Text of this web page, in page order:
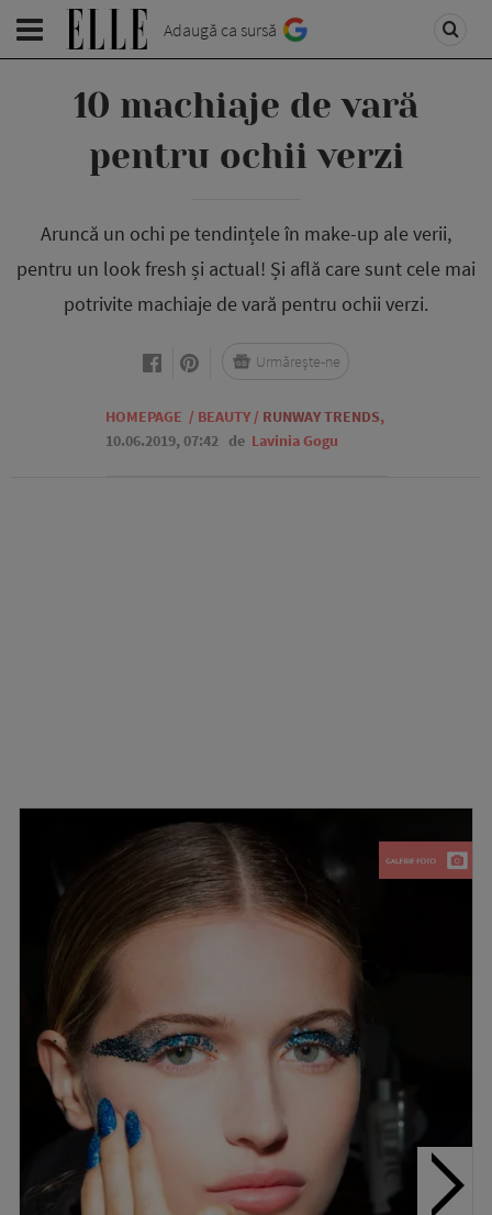
Adaugă ca sursă
10 machiaje de vară
pentru ochii verzi
Aruncă un ochi pe tendințele în make-up ale verii,
pentru un look fresh și actual! Și află care sunt cele mai
potrivite machiaje de vară pentru ochii verzi.
HOMEPAGE / BEAUTY/ RUNWAY TRENDS,
10.06.2019, 07:42 de Lavinia Gogu
Urmărește-ne